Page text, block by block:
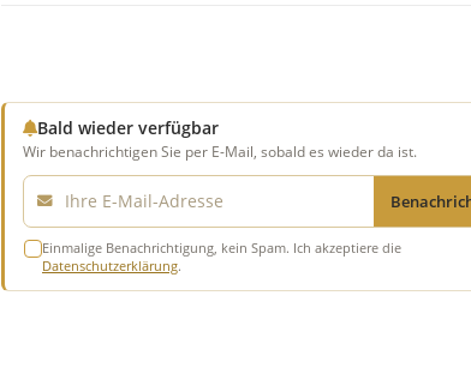
Bald wieder verfügbar
Wir benachrichtigen Sie per E-Mail, sobald es wieder da ist.
E-Mail
Einmalige Benachrichtigung, kein Spam. Ich akzeptiere die
Datenschutzerklärung.